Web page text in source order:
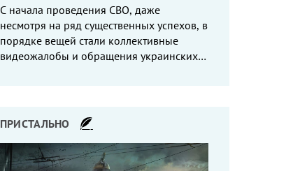
С начала проведения СВО, даже
несмотря на ряд существенных успехов, в
порядке вещей стали коллективные
видеожалобы и обращения украинских
ПРИСТАЛЬНО